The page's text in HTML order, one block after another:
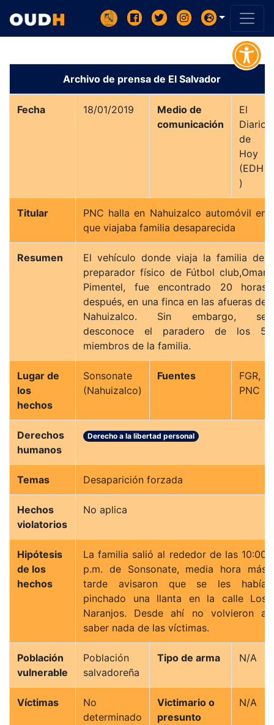
Archivo de prensa de El Salvador
Fecha 18/01/2019
Medio de
comunicación
El
Diario
de
Hoy
(EDH
)
Titular
PNC halla en Nahuizalco automóvil en
que viajaba familia desaparecida
Resumen
El vehículo donde viaja la familia del
preparador físico de Fútbol club,Omar
Pimentel, fue encontrado 20 horas
después, en una finca en las afueras de
Nahuizalco. Sin embargo, se
desconoce el paradero de los 5
miembros de la familia.
Lugar de
los
hechos
Sonsonate
(Nahuizalco)
Fuentes
FGR,
PNC
Derechos
humanos
Derecho a la libertad personal
Temas Desaparición forzada
Hechos
violatorios
No aplica
Hipótesis
de los
hechos
La familia salió al rededor de las 10:00
p.m. de Sonsonate, media hora más
tarde avisaron que se les había
pinchado una llanta en la calle Los
Naranjos. Desde ahí no volvieron a
saber nada de las víctimas.
Población
vulnerable
Población
salvadoreña
Tipo de arma N/A
Víctimas
No
determinado
Victimario o
presunto
N/A